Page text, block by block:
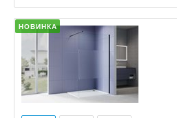
НОВИНКА